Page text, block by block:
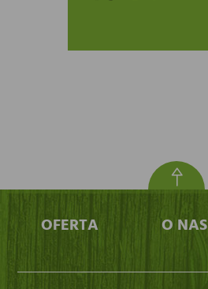
OFERTA O NAS